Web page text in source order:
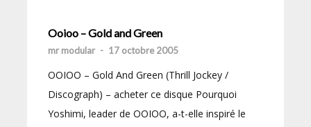
Ooioo – Gold and Green
mr modular - 17 octobre 2005
OOIOO – Gold And Green (Thrill Jockey /
Discograph) – acheter ce disque Pourquoi
Yoshimi, leader de OOIOO, a-t-elle inspiré le